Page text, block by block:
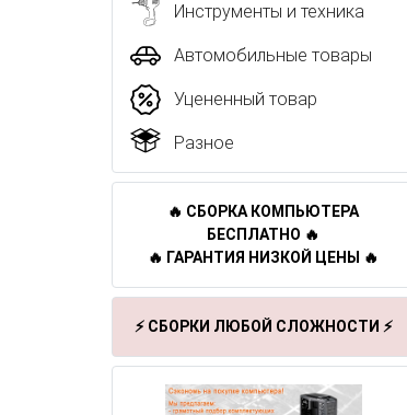
Инструменты и техника
Автомобильные товары
Уцененный товар
Разное
🔥 СБОРКА КОМПЬЮТЕРА
БЕСПЛАТНО 🔥
🔥 ГАРАНТИЯ НИЗКОЙ ЦЕНЫ 🔥
⚡ СБОРКИ ЛЮБОЙ СЛОЖНОСТИ ⚡